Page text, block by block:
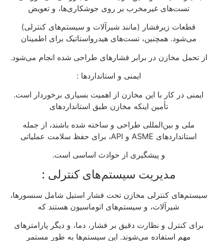
تست‌های غیرمخرب بر روی جوشکاری‌ها، و تعویض
قطعات زیرفشار (مانند شیرآلات و سیستم‌های کنترلی)
می‌شود. همچنین، تست‌های هیدرواستاتیک برای اطمینان
از تحمل مخازن در برابر فشارهای طراحی شده انجام می‌شود.
ایمنی و استانداردها :
ایمنی در کار با این مخازن از اهمیت بسیاری برخوردار است.
تأمین اینکه مخازن طبق استانداردهای
ملی و بین‌المللی طراحی و ساخته شده باشند، از جمله
استانداردهای ASME و API، برای حفظ سلامت عملیاتی
و پیشگیری از حوادث اساسی است.
مدیریت سیستم‌های کنترلی :
سیستم‌های کنترلی مخازن تحت فشار استیل شامل سنسورها،
شیرآلات، و سیستم‌های اتوماسیون هستند که
برای کنترل و نظارت دقیق بر فشار، دما، و دیگر پارامترهای
مهم استفاده می‌شوند. این سیستم‌ها به طور مستمر